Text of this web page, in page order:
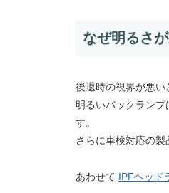
なぜ明るさ
後退時の視界が悪い
明るいバックラン
す。
さらに車検対応の製
あわせて IPFヘッド